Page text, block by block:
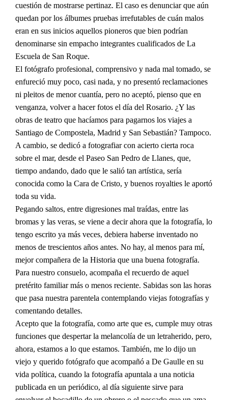
cuestión de mostrarse pertinaz. El caso es denunciar que aún
quedan por los álbumes pruebas irrefutables de cuán malos
eran en sus inicios aquellos pioneros que bien podrían
denominarse sin empacho integrantes cualificados de La
Escuela de San Roque.
El fotógrafo profesional, comprensivo y nada mal tomado, se
enfureció muy poco, casi nada, y no presentó reclamaciones
ni pleitos de menor cuantía, pero no aceptó, pienso que en
venganza, volver a hacer fotos el día del Rosario. ¿Y las
obras de teatro que hacíamos para pagarnos los viajes a
Santiago de Compostela, Madrid y San Sebastián? Tampoco.
A cambio, se dedicó a fotografiar con acierto cierta roca
sobre el mar, desde el Paseo San Pedro de Llanes, que,
tiempo andando, dado que le salió tan artística, sería
conocida como la Cara de Cristo, y buenos royalties le aportó
toda su vida.
Pegando saltos, entre digresiones mal traídas, entre las
bromas y las veras, se viene a decir ahora que la fotografía, lo
tengo escrito ya más veces, debiera haberse inventado no
menos de trescientos años antes. No hay, al menos para mí,
mejor compañera de la Historia que una buena fotografía.
Para nuestro consuelo, acompaña el recuerdo de aquel
pretérito familiar más o menos reciente. Sabidas son las horas
que pasa nuestra parentela contemplando viejas fotografías y
comentando detalles.
Acepto que la fotografía, como arte que es, cumple muy otras
funciones que despertar la melancolía de un letraherido, pero,
ahora, estamos a lo que estamos. También, me lo dijo un
viejo y querido fotógrafo que acompañó a De Gaulle en su
vida política, cuando la fotografía apuntala a una noticia
publicada en un periódico, al día siguiente sirve para